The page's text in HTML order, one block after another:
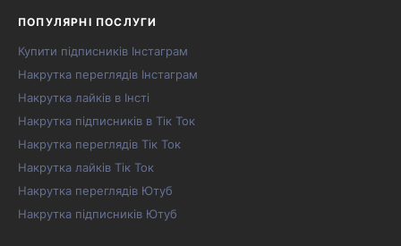
ПОПУЛЯРНІ ПОСЛУГИ
Купити підписників Інстаграм
Накрутка переглядів Інстаграм
Накрутка лайків в Інсті
Накрутка підписників в Тік Ток
Накрутка переглядів Тік Ток
Накрутка лайків Тік Ток
Накрутка переглядів Ютуб
Накрутка підписників Ютуб